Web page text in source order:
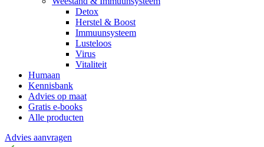
Detox
Herstel & Boost
Immuunsysteem
Lusteloos
Virus
Vitaliteit
Humaan
Kennisbank
Advies op maat
Gratis e-books
Alle producten
Advies aanvragen